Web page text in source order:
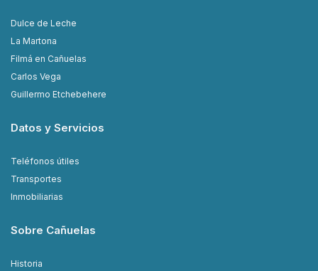
Dulce de Leche
La Martona
Filmá en Cañuelas
Carlos Vega
Guillermo Etchebehere
Datos y Servicios
Teléfonos útiles
Transportes
Inmobiliarias
Sobre Cañuelas
Historia